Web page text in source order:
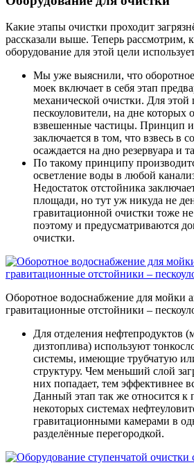
Какие этапы очистки проходит
рассказали выше. Теперь рассмотрим,
оборудование для этой цели
Мы уже выяснили, что
моек включает в себя этап
механической очистки. Для
пескоуловители, на дне которых
взвешенные частицы. Принцип
заключается в том, что взвесь в
осаждается на дно резервуара и
По такому принципу
осветление воды в любой
Недостаток отстойника
площади, но тут уж никуда не
гравитационной очистки тоже
поэтому и предусматриваются
очистки.
Оборотное водоснабжение для мойки
гравитационные отстойники –
Для отделения нефтепродуктов
дизтоплива) используют
системы, имеющие трубчатую
структуру. Чем меньший слой
них попадает, тем эффективнее
Данный этап так же относится к
некоторых системах
гравитационными камерами в
разделённые перегородкой.